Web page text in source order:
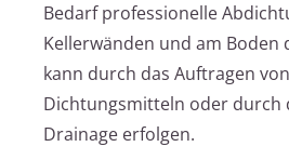
Bedarf professionelle
Kellerwänden und am Boden
kann durch das Auftragen
Dichtungsmitteln oder durch
Drainage erfolgen.